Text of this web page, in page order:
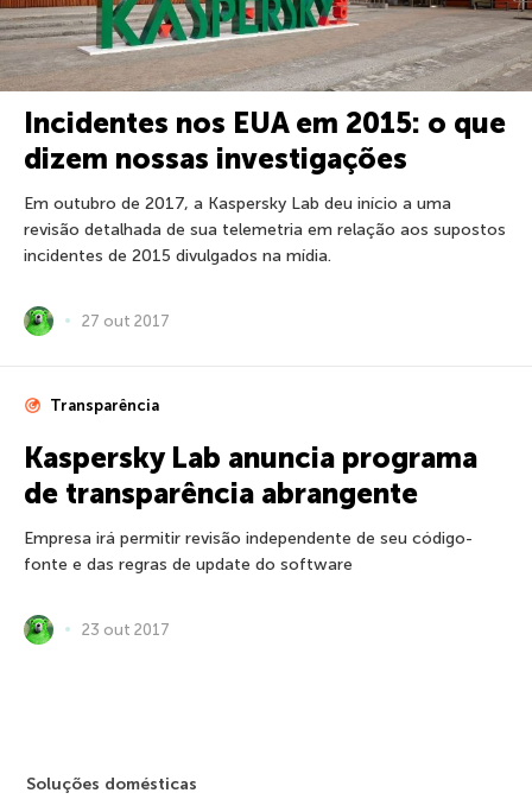
Incidentes nos EUA em 2015: o que
dizem nossas investigações
Em outubro de 2017, a Kaspersky Lab deu início a uma
revisão detalhada de sua telemetria em relação aos supostos
incidentes de 2015 divulgados na mídia.
27 out 2017
Transparência
Kaspersky Lab anuncia programa
de transparência abrangente
Empresa irá permitir revisão independente de seu código-
fonte e das regras de update do software
23 out 2017
Soluções domésticas